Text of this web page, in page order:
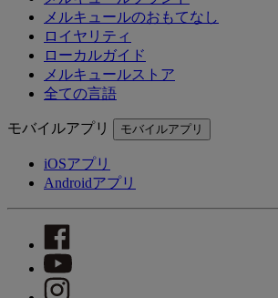
メルキュールのおもてなし
ロイヤリティ
ローカルガイド
メルキュールストア
全ての言語
モバイルアプリ モバイルアプリ
iOSアプリ
Androidアプリ